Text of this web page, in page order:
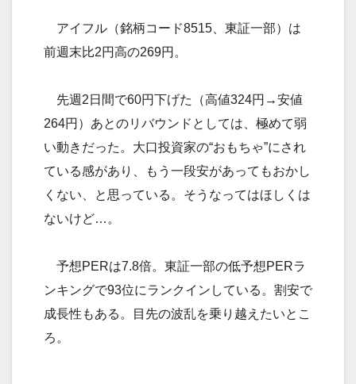
アイフル（銘柄コード8515、東証一部）は
前週末比2円高の269円。
先週2日間で60円下げた（高値324円→安値
264円）あとのリバウンドとしては、極めて弱
い動きだった。大口投資家の“おもちゃ”にされ
ている感があり、もう一段安があってもおかし
くない、と思っている。そうなってはほしくは
ないけど…。
予想PERは7.8倍。東証一部の低予想PERラ
ンキングで93位にランクインしている。割安で
成長性もある。目先の波乱を乗り越えたいとこ
ろ。